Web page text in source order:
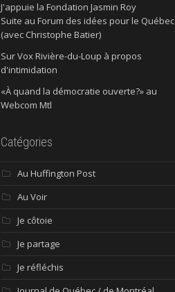
J'appuie la Fondation Jasmin Roy
Suite au Forum des idées pour le Québec
(avec Christophe Batier)
Sur Vox Rivière-du-Loup à propos
d'intimidation
«À quand la démocratie ouverte?» au
Webcom Mtl
Catégories
Au Huffington Post
Au Voir
Je côtoie
Je partage
Je réfléchis